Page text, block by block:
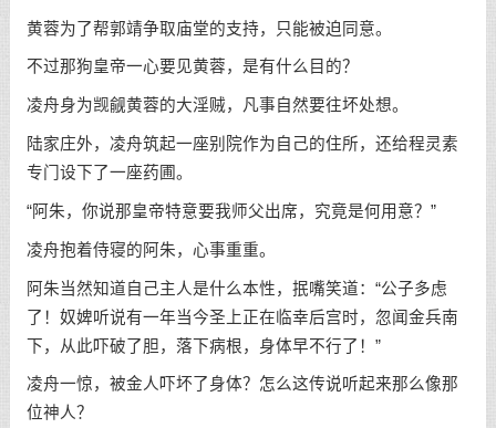
黄蓉为了帮郭靖争取庙堂的支持，只能被迫同意。
不过那狗皇帝一心要见黄蓉，是有什么目的？
凌舟身为觊觎黄蓉的大淫贼，凡事自然要往坏处想。
陆家庄外，凌舟筑起一座别院作为自己的住所，还给程灵素
专门设下了一座药圃。
“阿朱，你说那皇帝特意要我师父出席，究竟是何用意？”
凌舟抱着侍寝的阿朱，心事重重。
阿朱当然知道自己主人是什么本性，抿嘴笑道：“公子多虑
了！奴婢听说有一年当今圣上正在临幸后宫时，忽闻金兵南
下，从此吓破了胆，落下病根，身体早不行了！”
凌舟一惊，被金人吓坏了身体？怎么这传说听起来那么像那
位神人？